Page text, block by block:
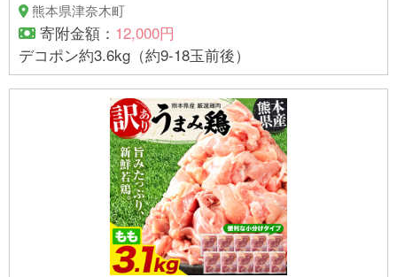
熊本県津奈木町
寄附金額： 12,000円
デコポン約3.6kg（約9-18玉前後）